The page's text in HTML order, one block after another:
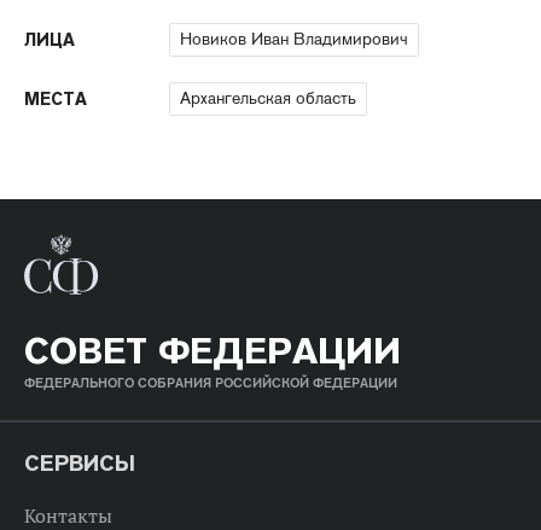
ЛИЦА Новиков Иван Владимирович
МЕСТА Архангельская область
СОВЕТ ФЕДЕРАЦИИ
ФЕДЕРАЛЬНОГО СОБРАНИЯ РОССИЙСКОЙ ФЕДЕРАЦИИ
СЕРВИСЫ
Контакты